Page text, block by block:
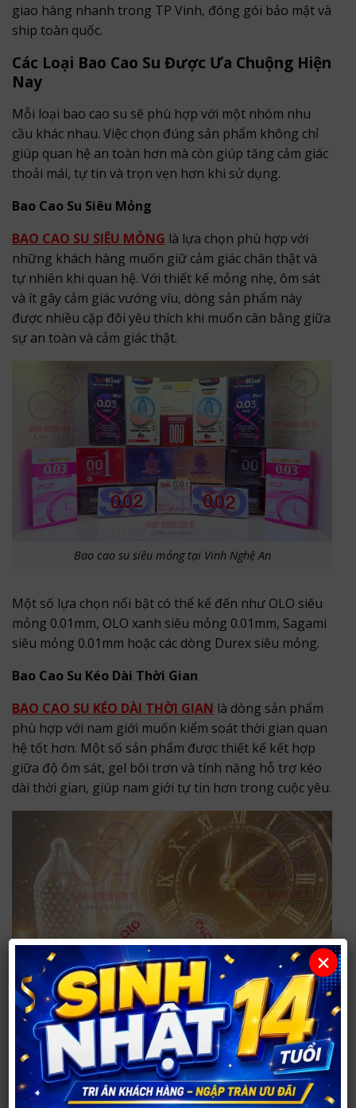
giao hàng nhanh trong TP Vinh, đóng gói bảo mật và
ship toàn quốc.
Các Loại Bao Cao Su Được Ưa Chuộng Hiện
Nay
Mỗi loại bao cao su sẽ phù hợp với một nhóm nhu
cầu khác nhau. Việc chọn đúng sản phẩm không chỉ
giúp quan hệ an toàn hơn mà còn giúp tăng cảm giác
thoải mái, tự tin và trọn vẹn hơn khi sử dụng.
Bao Cao Su Siêu Mỏng
BAO CAO SU SIÊU MỎNG là lựa chọn phù hợp với
những khách hàng muốn giữ cảm giác chân thật và
tự nhiên khi quan hệ. Với thiết kế mỏng nhẹ, ôm sát
và ít gây cảm giác vướng víu, dòng sản phẩm này
được nhiều cặp đôi yêu thích khi muốn cân bằng giữa
sự an toàn và cảm giác thật.
Bao cao su siêu mỏng tại Vinh Nghệ An
Một số lựa chọn nổi bật có thể kể đến như OLO siêu
mỏng 0.01mm, OLO xanh siêu mỏng 0.01mm, Sagami
siêu mỏng 0.01mm hoặc các dòng Durex siêu mỏng.
Bao Cao Su Kéo Dài Thời Gian
BAO CAO SU KÉO DÀI THỜI GIAN là dòng sản phẩm
phù hợp với nam giới muốn kiểm soát thời gian quan
hệ tốt hơn. Một số sản phẩm được thiết kế kết hợp
giữa độ ôm sát, gel bôi trơn và tính năng hỗ trợ kéo
dài thời gian, giúp nam giới tự tin hơn trong cuộc yêu.
×